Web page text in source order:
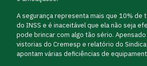
A segurança representa mais que 10% de
do INSS e é inaceitável que ela não seja
pode brincar com algo tão sério.
vistorias do Cremesp e relatório do
apontam várias deficiências de